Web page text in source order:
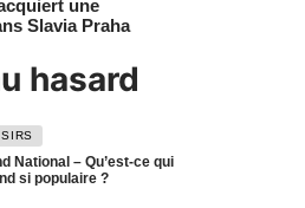
une
Slavia Praha
hasard
National – Qu’est-ce qui
si populaire ?